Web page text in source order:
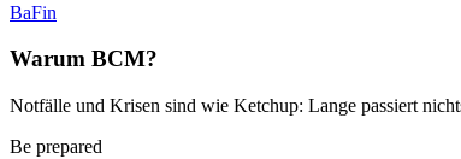
BaFin
Warum BCM?
Notfälle und Krisen sind wie Ketchup: Lange passiert
Be prepared